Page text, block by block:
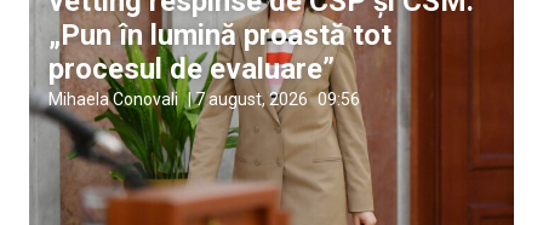
„Pun în lumină proastă tot
procesul de evaluare”
Mihaela Conovali |7 august, 2026 09:56